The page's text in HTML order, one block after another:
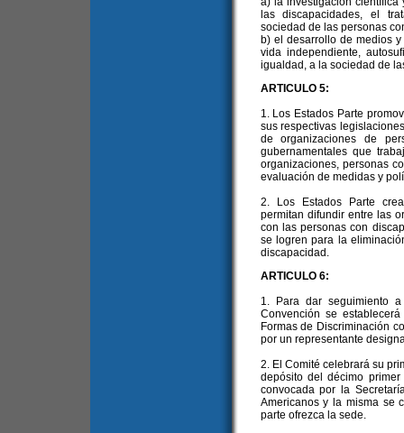
las discapacidades, el
sociedad de las personas
b) el desarrollo de medios
vida independiente,
igualdad, a la sociedad de
ARTICULO 5:
1. Los Estados Parte
sus respectivas
de organizaciones de
gubernamentales que
organizaciones, personas
evaluación de medidas y
2. Los Estados Parte
permitan difundir entre las
con las personas con
se logren para la
discapacidad.
ARTICULO 6:
1. Para dar seguimiento
Convención se
Formas de Discriminación
por un representante
2. El Comité celebrará su
depósito del décimo
convocada por la
Americanos y la misma se
parte ofrezca la sede.